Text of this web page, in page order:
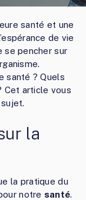
santé et une
de vie
se pencher sur
santé ? Quels
Cet article vous
la
la pratique du
notre santé.